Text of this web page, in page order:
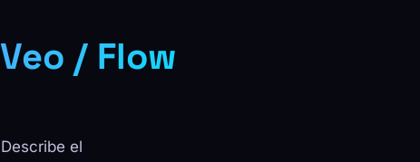
/ Flow
el